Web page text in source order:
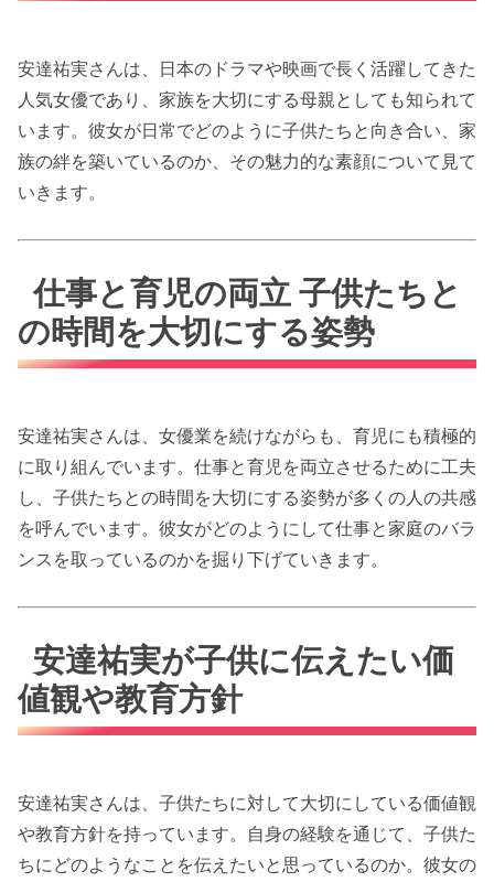
安達祐実さんは、日本のドラマや映画で長く活躍してきた
人気女優であり、家族を大切にする母親としても知られて
います。彼女が日常でどのように子供たちと向き合い、家
族の絆を築いているのか、その魅力的な素顔について見て
いきます。
仕事と育児の両立 子供たちと
の時間を大切にする姿勢
安達祐実さんは、女優業を続けながらも、育児にも積極的
に取り組んでいます。仕事と育児を両立させるために工夫
し、子供たちとの時間を大切にする姿勢が多くの人の共感
を呼んでいます。彼女がどのようにして仕事と家庭のバラ
ンスを取っているのかを掘り下げていきます。
安達祐実が子供に伝えたい価
値観や教育方針
安達祐実さんは、子供たちに対して大切にしている価値観
や教育方針を持っています。自身の経験を通じて、子供た
ちにどのようなことを伝えたいと思っているのか。彼女の